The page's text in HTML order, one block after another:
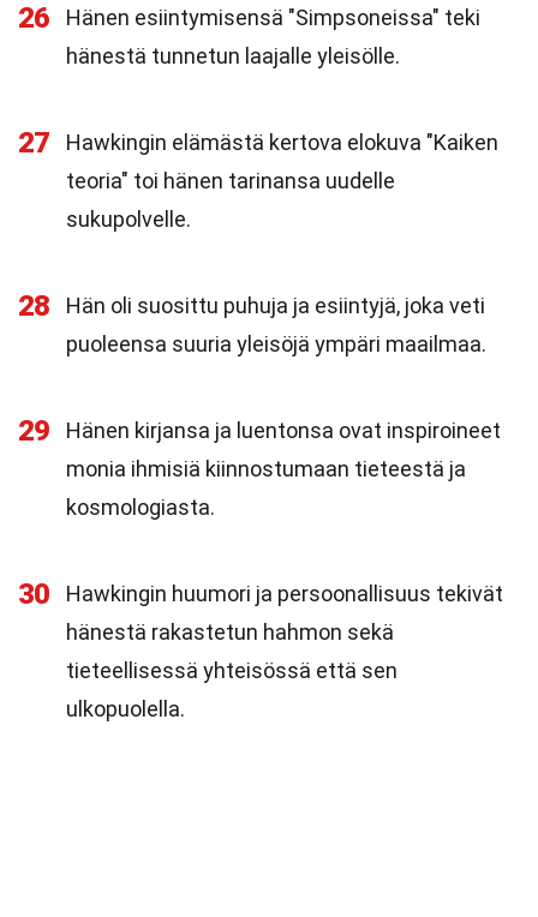
26
Hänen esiintymisensä "Simpsoneissa" teki
hänestä tunnetun laajalle yleisölle.
27
Hawkingin elämästä kertova elokuva "Kaiken
teoria" toi hänen tarinansa uudelle
sukupolvelle.
28
Hän oli suosittu puhuja ja esiintyjä, joka veti
puoleensa suuria yleisöjä ympäri maailmaa.
29
Hänen kirjansa ja luentonsa ovat inspiroineet
monia ihmisiä kiinnostumaan tieteestä ja
kosmologiasta.
30
Hawkingin huumori ja persoonallisuus tekivät
hänestä rakastetun hahmon sekä
tieteellisessä yhteisössä että sen
ulkopuolella.